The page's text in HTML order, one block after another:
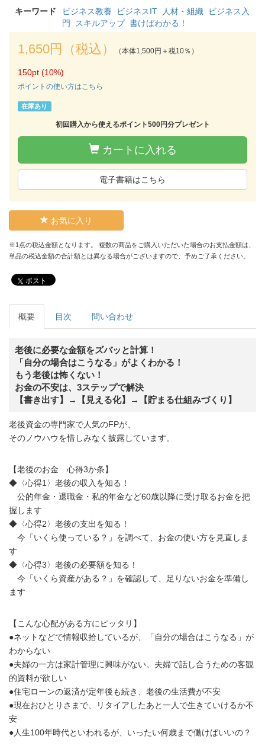
キーワード
ビジネス教養 ビジネスIT 人材・組織
ビジネス入
門
スキルアップ 書けばわかる！
1,650円（税込） （本体1,500円＋税10％）
150pt (10%)
ポイントの使い方はこちら
在庫あり
初回購入から使えるポイント500円分プレゼント
カートに入れる
電子書籍はこちら
お気に入り
※1点の税込金額となります。 複数の商品をご購入いただいた場合のお支払金額は、
単品の税込金額の合計額とは異なる場合がございますので、予めご了承ください。
ポスト
概要 目次 問い合わせ
老後に必要な金額をズバッと計算！
「自分の場合はこうなる」がよくわかる！
もう老後は怖くない！
お金の不安は、3ステップで解決
【書き出す】→【見える化】→【貯まる仕組みづくり】
老後資金の専門家で人気のFPが、
そのノウハウを惜しみなく披露しています。
【老後のお金 心得3か条】
◆〈心得1〉老後の収入を知る！
公的年金・退職金・私的年金など60歳以降に受け取るお金を把
握します
◆〈心得2〉老後の支出を知る！
今「いくら使っている？」を調べて、お金の使い方を見直しま
す
◆〈心得3〉老後の必要額を知る！
今「いくら資産がある？」を確認して、足りないお金を準備し
ます
【こんな心配がある方にピッタリ】
●ネットなどで情報収拾しているが、「自分の場合はこうなる」が
わからない
●夫婦の一方は家計管理に興味がない。夫婦で話し合うための客観
的資料が欲しい
●住宅ローンの返済が定年後も続き、老後の生活費が不安
●現在おひとりさまで、リタイアしたあと一人で生きていけるか不
安
●人生100年時代といわれるが、いったい何歳まで働けばいいの？